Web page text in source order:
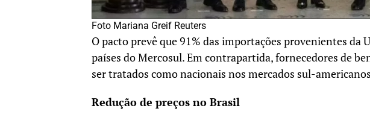
Foto Mariana Greif Reuters
O pacto prevê que 91% das importações provenientes da
países do Mercosul. Em contrapartida, fornecedores de
ser tratados como nacionais nos mercados sul-
Redução de preços no Brasil